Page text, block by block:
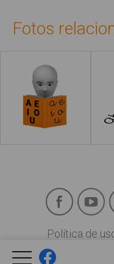
Fotos
Social
Legal
Política de